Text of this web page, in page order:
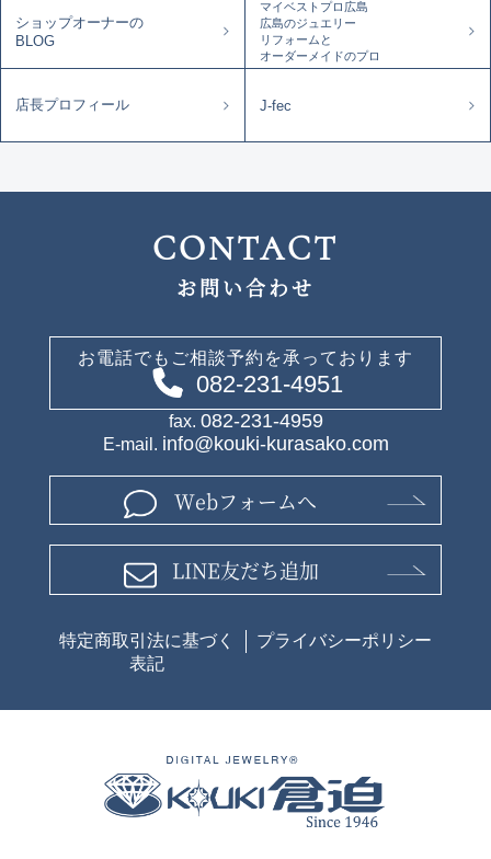
ショップオーナーの
BLOG
マイベストプロ広島
広島のジュエリー
リフォームと
オーダーメイドのプロ
店長プロフィール J-fec
CONTACT
お問い合わせ
お電話でもご相談予約を承っております
082-231-4951
fax. 082-231-4959
E-mail. info@kouki-kurasako.com
Webフォームへ
LINE友だち追加
特定商取引法に基づく
表記
プライバシーポリシー